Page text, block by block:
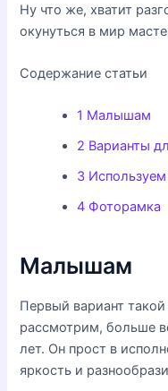
Ну что же, хватит
окунуться в мир
Содержание статьи
1 Малышам
2 Варианты
3 Используем
4 Фоторамка
Малышам
Первый вариант
рассмотрим, больше
лет. Он прост в
яркость и